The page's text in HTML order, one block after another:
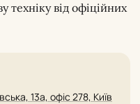
техніку від офіційних
13а, офіс 278, Київ